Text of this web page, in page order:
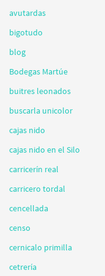
avutardas
bigotudo
blog
Bodegas Martúe
buitres leonados
buscarla unicolor
cajas nido
cajas nido en el Silo
carricerín real
carricero tordal
cencellada
censo
cernicalo primilla
cetrería